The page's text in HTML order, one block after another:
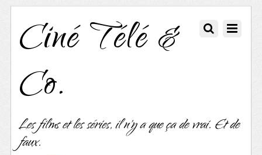
Ciné Télé &
Co.
Les films et les séries, il n'y a que ça de vrai. Et de
faux.